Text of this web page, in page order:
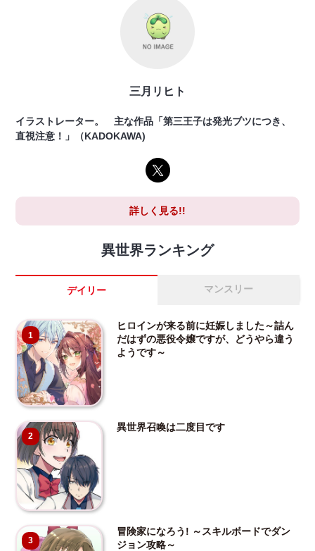
三月リヒト
イラストレーター。 主な作品「第三王子は発光ブツにつき、
直視注意！」（KADOKAWA)
詳しく見る!!
異世界ランキング
デイリー マンスリー
1
ヒロインが来る前に妊娠しました～詰ん
だはずの悪役令嬢ですが、どうやら違う
ようです～
2
異世界召喚は二度目です
3
冒険家になろう! ～スキルボードでダン
ジョン攻略～